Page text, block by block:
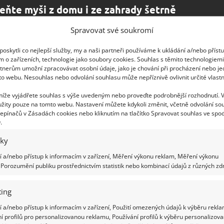
Spravovat své soukromí
co nejlepší služby, my a naši partneři používáme k ukládání a/nebo
o zařízeních, technologie jako soubory cookies. Souhlas s těmito
umožní zpracovávat osobní údaje, jako je chování při procházení nebo
webu. Nesouhlas nebo odvolání souhlasu může nepříznivě ovlivnit určité
vyjádřete souhlas s výše uvedeným nebo proveďte podrobnější rozhodnutí.
pouze na tomto webu. Nastavení můžete kdykoli změnit, včetně odvolání
v Zásadách cookies nebo kliknutím na tlačítko Spravovat souhlas ve
a/nebo přístup k informacím v zařízení, Měření výkonu reklam, Měření výkonu
publiku prostřednictvím statistik nebo kombinací údajů z různých
a/nebo přístup k informacím v zařízení, Použití omezených údajů k výběru
profilů pro personalizovanou reklamu, Používání profilů k výběru
myši z domu i ze zahrady šetrně
velmi otravná malá stvoření. S oblibou se ubytovávají
na našich zahradách, kde ničí úrodu i zasazené rostliny,
v domech. Nemusíte jim to trpět, zbavte se jich šetrně.
způsoby, jak se zbavit myší v
zvládnete připravit sami doma
Rady a tipy
zbavit. Vyzkoušejte několik osvědčených tipů, které
zažehnají.